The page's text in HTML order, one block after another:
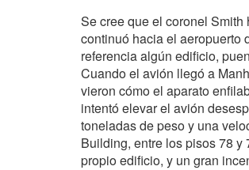
Se cree que el coronel
continuó hacia el aeropuerto
referencia algún edificio,
Cuando el avión llegó a
vieron cómo el aparato
intentó elevar el avión
toneladas de peso y una
Building, entre los pisos 78
propio edificio, y un gran